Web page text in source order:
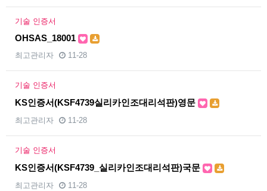
기술 인증서
OHSAS_18001
최고관리자 11-28
기술 인증서
KS인증서(KSF4739실리카인조대리석판)영문
최고관리자 11-28
기술 인증서
KS인증서(KSF4739_실리카인조대리석판)국문
최고관리자 11-28